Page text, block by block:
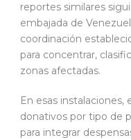
reportes similares
embajada de
coordinación
para concentrar,
zonas afectadas.
En esas instalaciones,
donativos por tipo de
para integrar